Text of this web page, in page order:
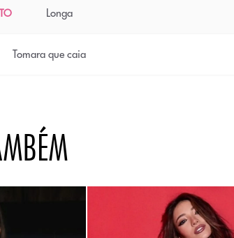
Longa
Tomara que caia